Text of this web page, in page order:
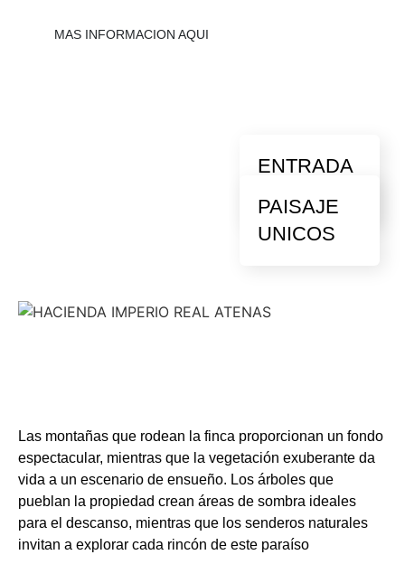
MAS INFORMACION AQUI
ENTRADA
PAISAJE
UNICOS
Las montañas que rodean la finca proporcionan un fondo
espectacular, mientras que la vegetación exuberante da
vida a un escenario de ensueño. Los árboles que
pueblan la propiedad crean áreas de sombra ideales
para el descanso, mientras que los senderos naturales
invitan a explorar cada rincón de este paraíso